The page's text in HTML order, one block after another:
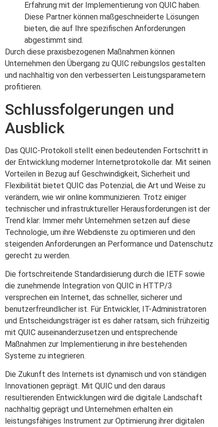
Erfahrung mit der Implementierung von QUIC haben.
Diese Partner können maßgeschneiderte Lösungen
bieten, die auf Ihre spezifischen Anforderungen
abgestimmt sind.
Durch diese praxisbezogenen Maßnahmen können
Unternehmen den Übergang zu QUIC reibungslos gestalten
und nachhaltig von den verbesserten Leistungsparametern
profitieren.
Schlussfolgerungen und
Ausblick
Das QUIC-Protokoll stellt einen bedeutenden Fortschritt in
der Entwicklung moderner Internetprotokolle dar. Mit seinen
Vorteilen in Bezug auf Geschwindigkeit, Sicherheit und
Flexibilität bietet QUIC das Potenzial, die Art und Weise zu
verändern, wie wir online kommunizieren. Trotz einiger
technischer und infrastruktureller Herausforderungen ist der
Trend klar: Immer mehr Unternehmen setzen auf diese
Technologie, um ihre Webdienste zu optimieren und den
steigenden Anforderungen an Performance und Datenschutz
gerecht zu werden.
Die fortschreitende Standardisierung durch die IETF sowie
die zunehmende Integration von QUIC in HTTP/3
versprechen ein Internet, das schneller, sicherer und
benutzerfreundlicher ist. Für Entwickler, IT-Administratoren
und Entscheidungsträger ist es daher ratsam, sich frühzeitig
mit QUIC auseinanderzusetzen und entsprechende
Maßnahmen zur Implementierung in ihre bestehenden
Systeme zu integrieren.
Die Zukunft des Internets ist dynamisch und von ständigen
Innovationen geprägt. Mit QUIC und den daraus
resultierenden Entwicklungen wird die digitale Landschaft
nachhaltig geprägt und Unternehmen erhalten ein
leistungsfähiges Instrument zur Optimierung ihrer digitalen